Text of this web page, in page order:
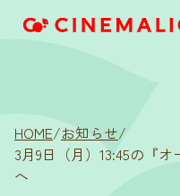
HOME/お知らせ/
3月9日（月）13:45の『
へ